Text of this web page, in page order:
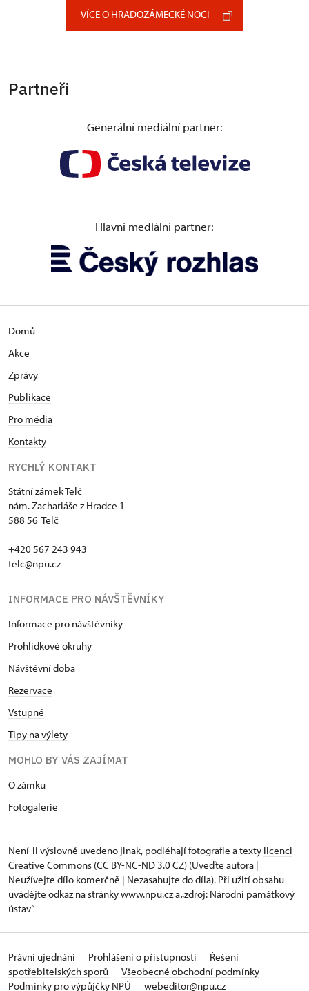
VÍCE O HRADOZÁMECKÉ NOCI
Partneři
Generální mediální partner:
Hlavní mediální partner:
Domů
Akce
Zprávy
Publikace
Pro média
Kontakty
RYCHLÝ KONTAKT
Státní zámek Telč
nám. Zachariáše z Hradce 1
588 56 Telč
+420 567 243 943
telc@npu.cz
INFORMACE PRO NÁVŠTĚVNÍKY
Informace pro návštěvníky
Prohlídkové okruhy
Návštěvní doba
Rezervace
Vstupné
Tipy na výlety
MOHLO BY VÁS ZAJÍMAT
O zámku
Fotogalerie
Není-li výslovně uvedeno jinak, podléhají fotografie a texty licenci
Creative Commons (CC BY-NC-ND 3.0 CZ) (Uveďte autora |
Neužívejte dílo komerčně | Nezasahujte do díla). Při užití obsahu
uvádějte odkaz na stránky www.npu.cz a „zdroj: Národní památkový
ústav“
Právní ujednání Prohlášení o přístupnosti
Řešení
spotřebitelských sporů
Všeobecné obchodní podmínky
Podmínky pro výpůjčky NPÚ
webeditor@npu.cz